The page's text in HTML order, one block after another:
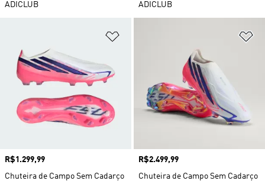
ADICLUB
ADICLUB
Adicionar à Lista de Desejos
Preço
R$1.299,99
Chuteira de Campo Sem Cadarço
Preço
R$2.499,99
Chuteira de Campo Sem Cadarço